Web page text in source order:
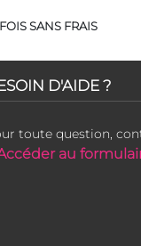
SANS FRAIS
D'AIDE ?
toute question,
au